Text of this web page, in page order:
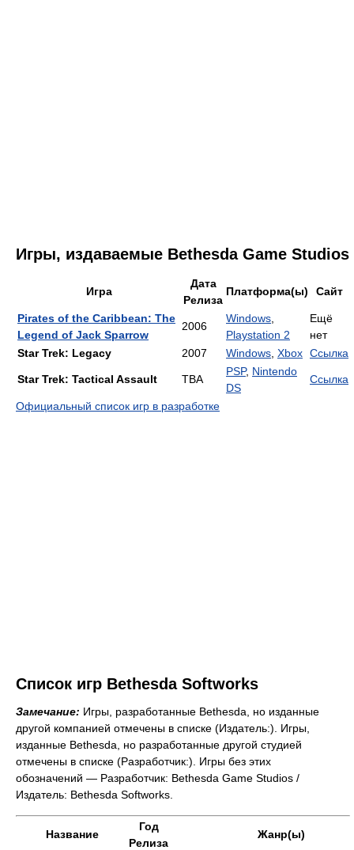
Игры, издаваемые Bethesda Game Studios
Игра
Дата
Релиза
Платформа(ы) Сайт
Pirates of the Caribbean: The
Legend of Jack Sparrow
2006
Windows
Playstation 2
Ещё
нет
Star Trek: Legacy
2007 Windows Xbox Ссылка
Star Trek: Tactical Assault TBA
PSP, Nintendo
DS
Ссылка
Официальный список игр в разработке
Список игр Bethesda Softworks
Замечание: Игры, разработанные Bethesda, но изданные
другой компанией отмечены в списке (Издатель:). Игры,
изданные Bethesda, но разработанные другой студией
отмечены в списке (Разработчик:). Игры без этих
обозначений — Разработчик: Bethesda Game Studios /
Издатель: Bethesda Softworks.
Название
Год
Релиза
Жанр(ы)